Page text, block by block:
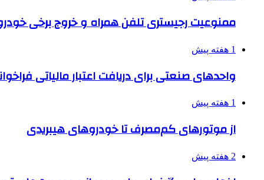
ممنوعیت رجیستری تلفن همراه و خروج برخی
1 هفته پیش
واحدهای صنعتی برای دریافت اعتبار مالیاتی
1 هفته پیش
از موتورهای کم‌مصرف تا خودروهای هیبریدی
2 هفته پیش